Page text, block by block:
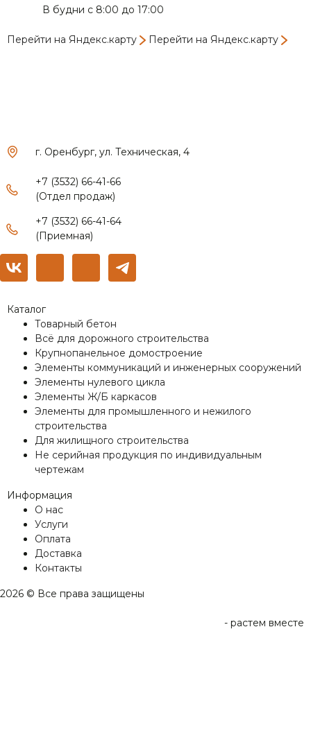
В будни с 8:00 до 17:00
Перейти на Яндекс.карту Перейти на Яндекс.карту
г. Оренбург, ул. Техническая, 4
+7 (3532) 66-41-66
(Отдел продаж)
+7 (3532) 66-41-64
(Приемная)
Каталог
Товарный бетон
Всё для дорожного строительства
Крупнопанельное домостроение
Элементы коммуникаций и инженерных сооружений
Элементы нулевого цикла
Элементы Ж/Б каркасов
Элементы для промышленного и нежилого
строительства
Для жилищного строительства
Не серийная продукция по индивидуальным
чертежам
Информация
О нас
Услуги
Оплата
Доставка
Контакты
2026 © Все права защищены
- растем вместе